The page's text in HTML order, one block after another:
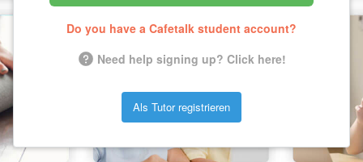
Do you have a Cafetalk student account?
Need help signing up? Click here!
Als Tutor registrieren